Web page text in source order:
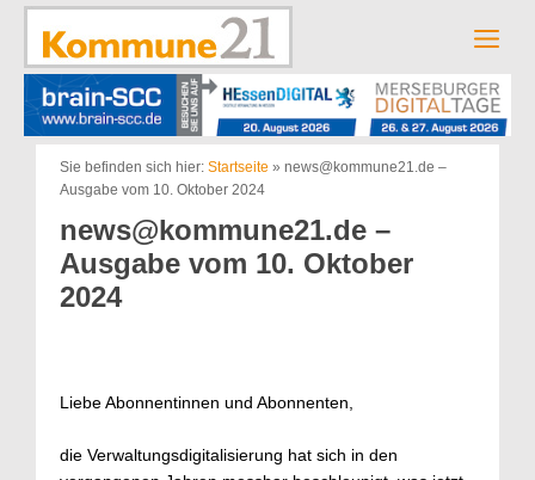
Zum
springen
Sie befinden sich hier: Startseite » news@kommune21.de –
Ausgabe vom 10. Oktober 2024
news@kommune21.de –
Ausgabe vom 10. Oktober
2024
Liebe Abonnentinnen und Abonnenten,
die Verwaltungsdigitalisierung hat sich in den